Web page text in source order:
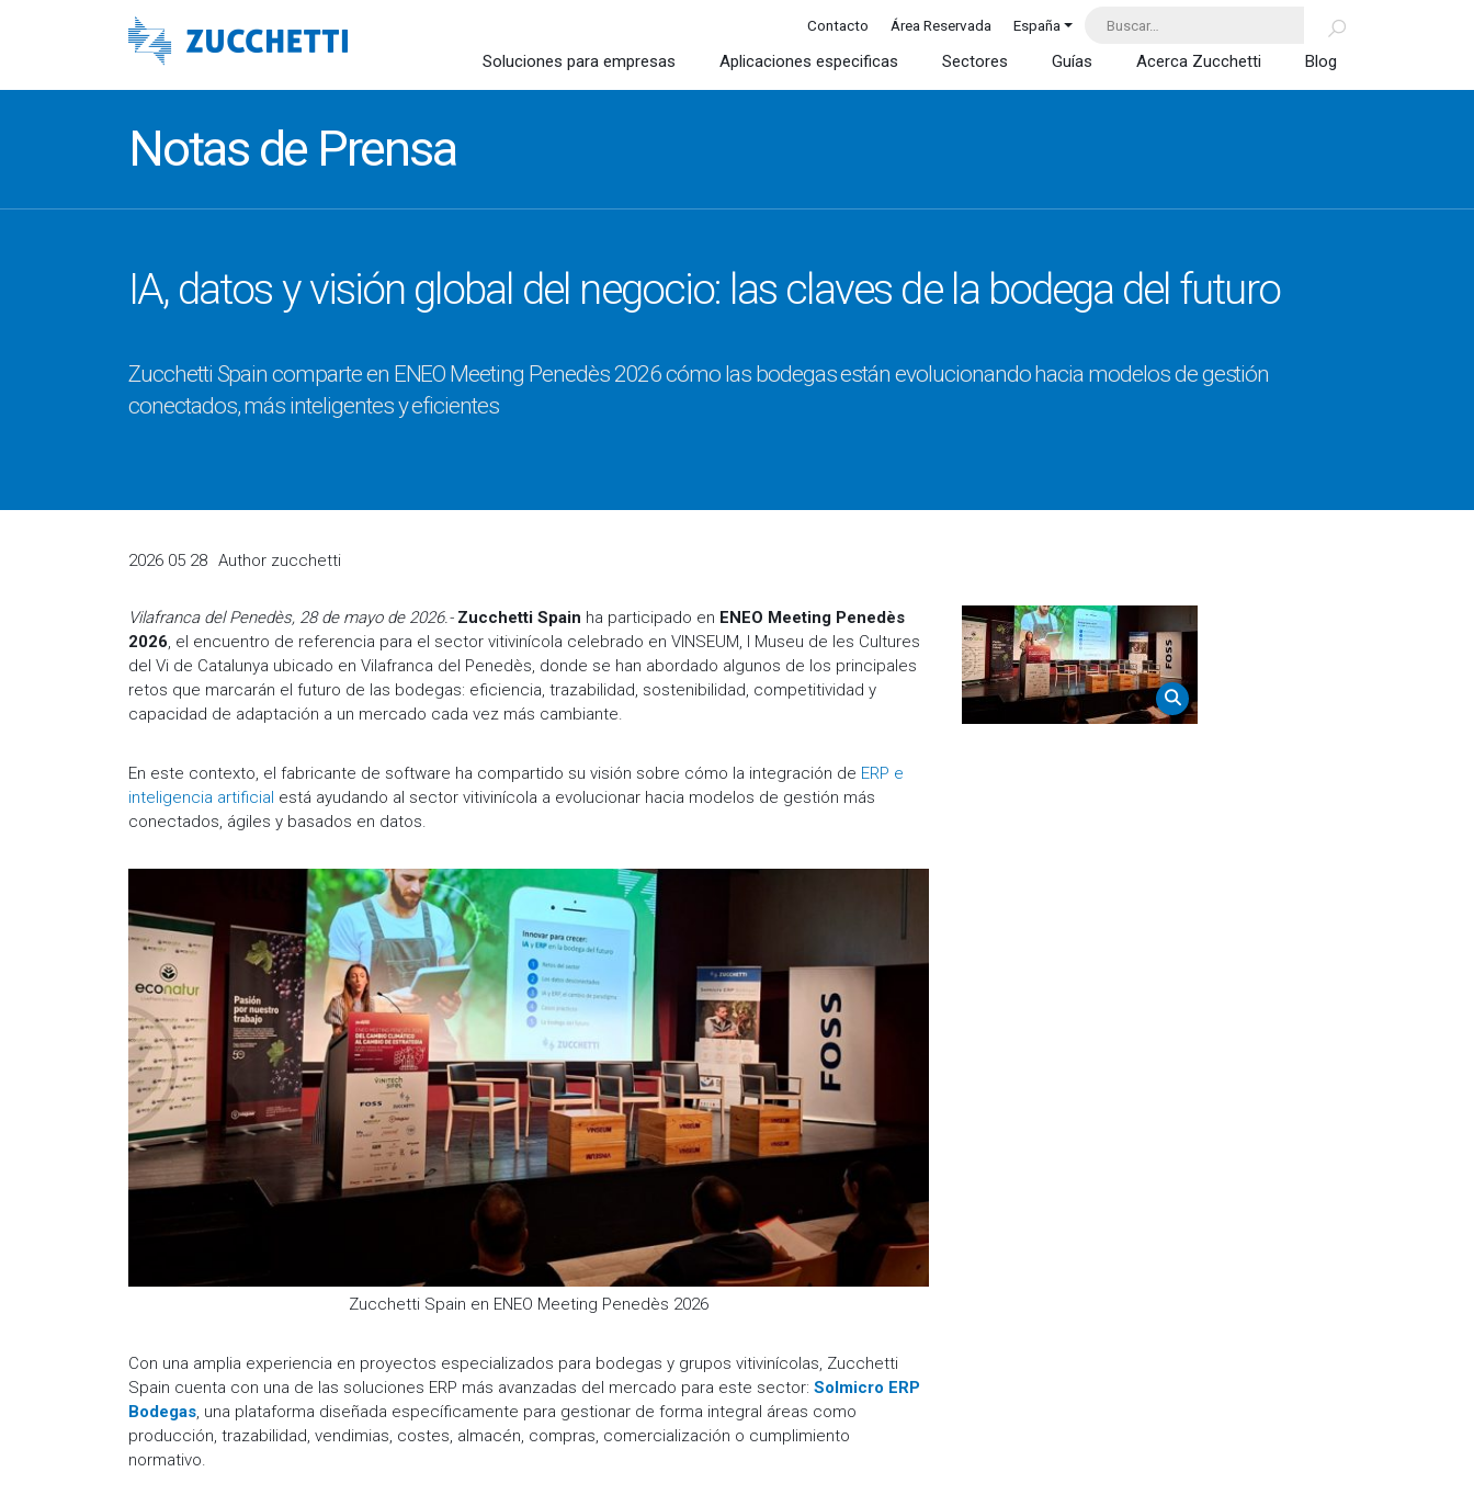
Contacto Área Reservada España
Soluciones para empresas Aplicaciones especificas Sectores Guías Acerca Zucchetti Blog
Notas de Prensa
IA, datos y visión global del negocio: las claves de la bodega del futuro
Zucchetti Spain comparte en ENEO Meeting Penedès 2026 cómo las bodegas están evolucionando hacia modelos de gestión
conectados, más inteligentes y eficientes
2026 05 28 Author zucchetti
Vilafranca del Penedès, 28 de mayo de 2026.- Zucchetti Spain ha participado en ENEO Meeting Penedès
2026, el encuentro de referencia para el sector vitivinícola celebrado en VINSEUM, l Museu de les Cultures
del Vi de Catalunya ubicado en Vilafranca del Penedès, donde se han abordado algunos de los principales
retos que marcarán el futuro de las bodegas: eficiencia, trazabilidad, sostenibilidad, competitividad y
capacidad de adaptación a un mercado cada vez más cambiante.
En este contexto, el fabricante de software ha compartido su visión sobre cómo la integración de ERP e
inteligencia artificial está ayudando al sector vitivinícola a evolucionar hacia modelos de gestión más
conectados, ágiles y basados en datos.
Zucchetti Spain en ENEO Meeting Penedès 2026
Con una amplia experiencia en proyectos especializados para bodegas y grupos vitivinícolas, Zucchetti
Spain cuenta con una de las soluciones ERP más avanzadas del mercado para este sector: Solmicro ERP
Bodegas, una plataforma diseñada específicamente para gestionar de forma integral áreas como
producción, trazabilidad, vendimias, costes, almacén, compras, comercialización o cumplimiento
normativo.